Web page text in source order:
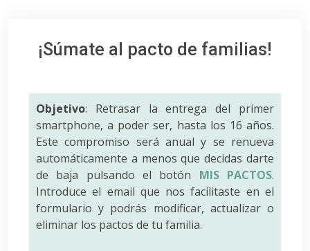
¡Súmate al pacto de familias!
Objetivo: Retrasar la entrega del primer
smartphone, a poder ser, hasta los 16 años.
Este compromiso será anual y se renueva
automáticamente a menos que decidas darte
de baja pulsando el botón MIS PACTOS.
Introduce el email que nos facilitaste en el
formulario y podrás modificar, actualizar o
eliminar los pactos de tu familia.